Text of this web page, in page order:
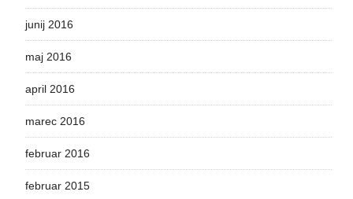
junij 2016
maj 2016
april 2016
marec 2016
februar 2016
februar 2015